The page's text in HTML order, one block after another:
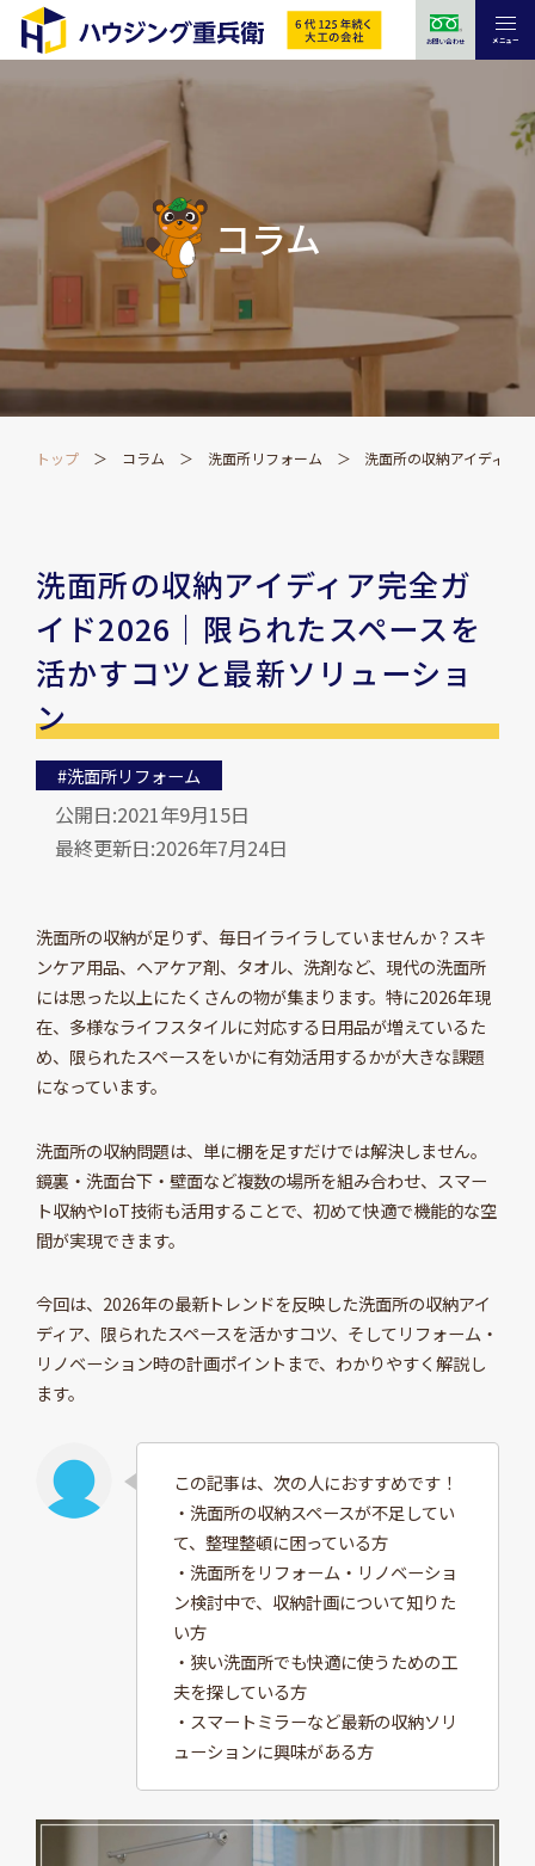
お問い合わせ メニュー
コラム
トップ コラム 洗面所リフォーム 洗面所の収納アイディア
洗面所の収納アイディア完全ガ
イド2026｜限られたスペースを
活かすコツと最新ソリューショ
ン
#洗面所リフォーム
公開日:2021年9月15日
最終更新日:2026年7月24日
洗面所の収納が足りず、毎日イライラしていませんか？スキ
ンケア用品、ヘアケア剤、タオル、洗剤など、現代の洗面所
には思った以上にたくさんの物が集まります。特に2026年現
在、多様なライフスタイルに対応する日用品が増えているた
め、限られたスペースをいかに有効活用するかが大きな課題
になっています。
洗面所の収納問題は、単に棚を足すだけでは解決しません。
鏡裏・洗面台下・壁面など複数の場所を組み合わせ、スマー
ト収納やIoT技術も活用することで、初めて快適で機能的な空
間が実現できます。
今回は、2026年の最新トレンドを反映した洗面所の収納アイ
ディア、限られたスペースを活かすコツ、そしてリフォーム・
リノベーション時の計画ポイントまで、わかりやすく解説し
ます。
この記事は、次の人におすすめです！
・洗面所の収納スペースが不足してい
て、整理整頓に困っている方
・洗面所をリフォーム・リノベーショ
ン検討中で、収納計画について知りた
い方
・狭い洗面所でも快適に使うための工
夫を探している方
・スマートミラーなど最新の収納ソリ
ューションに興味がある方